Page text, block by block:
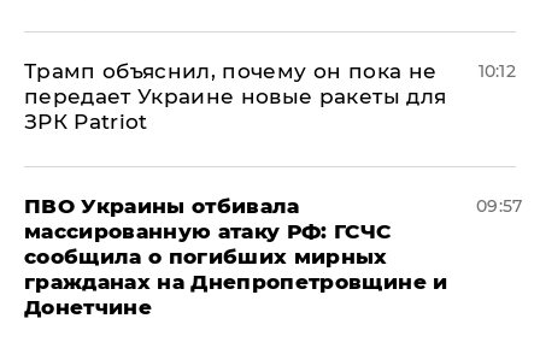
Трамп объяснил, почему он пока не
передает Украине новые ракеты для
ЗРК Patriot
10:12
ПВО Украины отбивала
массированную атаку РФ: ГСЧС
сообщила о погибших мирных
гражданах на Днепропетровщине и
Донетчине
09:57